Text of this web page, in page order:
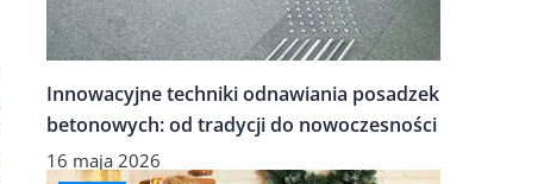
Innowacyjne techniki odnawiania posadzek
betonowych: od tradycji do nowoczesności
16 maja 2026